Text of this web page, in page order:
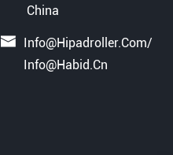
China
Info@hipadroller.com/
Info@habid.cn